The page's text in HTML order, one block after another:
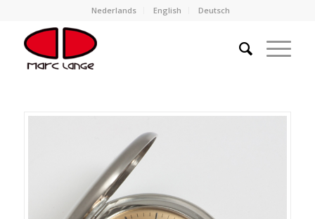
Nederlands English Deutsch